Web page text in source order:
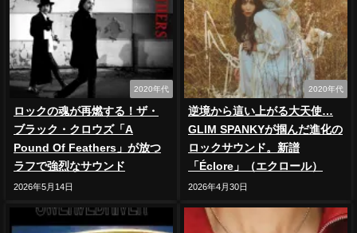
2020年代
ロックの魂が再燃する！ザ・
ブラック・クロウズ「A
Pound Of Feathers」が放つ
ラフで強烈なサウンド
2026年5月14日
2020年代
逆境から這い上がる大天使…
GLIM SPANKYが掴んだ進化の
ロックサウンド。新譜
「Éclore」（エクロール）
2026年4月30日